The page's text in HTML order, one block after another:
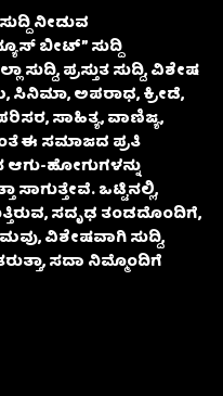
ನೀಡುವ
ಬೀಟ್” ಸುದ್ದಿ
ಸುದ್ದಿ, ಪ್ರಸ್ತುತ ಸುದ್ದಿ, ವಿಶೇಷ
ಅಪರಾಧ, ಕ್ರೀಡೆ,
ಸಾಹಿತ್ಯ, ವಾಣಿಜ್ಯ,
ಈ ಸಮಾಜದ ಪ್ರತಿ
ಆಗು-ಹೋಗುಗಳನ್ನು
ಒಟ್ಟಿನಲ್ಲಿ,
ಸದೃಢ ತಂಡದೊಂದಿಗೆ,
ವಿಶೇಷವಾಗಿ ಸುದ್ದಿ,
ಸದಾ ನಿಮ್ಮೊಂದಿಗೆ